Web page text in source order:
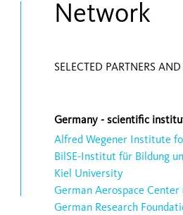
Network
SELECTED PARTNERS
Germany - scientific
Alfred Wegener Institute
BilSE-Institut für Bildung
Kiel University
German Aerospace Center
German Research